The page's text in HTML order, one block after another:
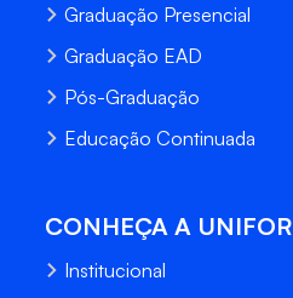
Graduação Presencial
Graduação EAD
Pós-Graduação
Educação Continuada
CONHEÇA A UNIFOR
Institucional